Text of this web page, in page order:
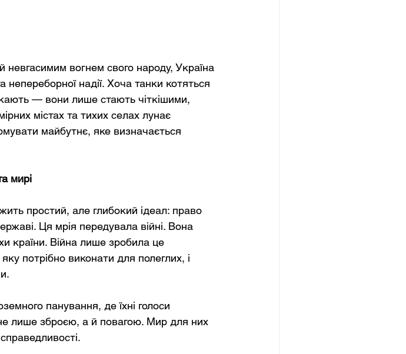
невгасимим вогнем свого народу, Україна
непереборної надії. Хоча танки котяться
— вони лише стають чіткішими,
містах та тихих селах лунає
майбутнє, яке визначається
мирі
простий, але глибокий ідеал: право
Ця мрія передувала війні. Вона
країни. Війна лише зробила це
потрібно виконати для полеглих, і
панування, де їхні голоси
лише зброєю, а й повагою. Мир для них